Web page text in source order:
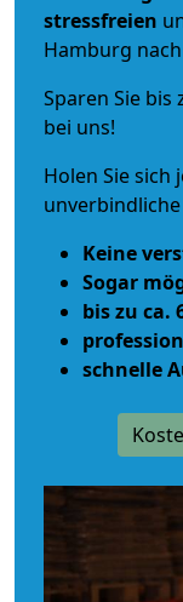
stressfreien
Hamburg
Sparen Sie bis
bei uns!
Holen Sie sich
Keine
Sogar
bis zu ca.
schnelle